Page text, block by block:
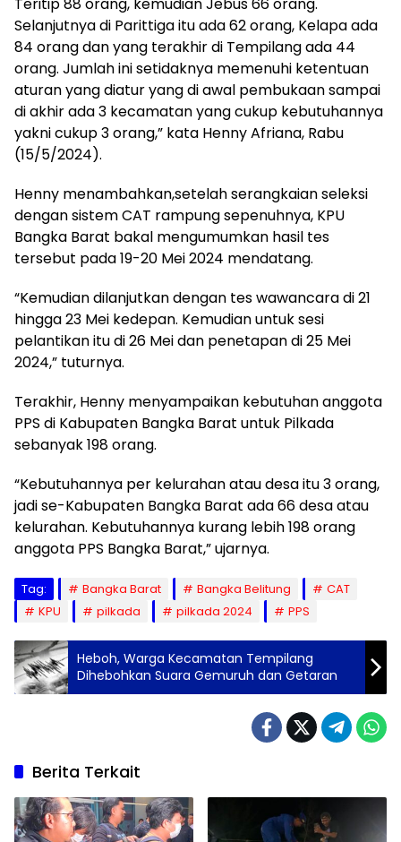
Selanjutnya di Parittiga itu ada 62 orang, Kelapa ada
84 orang dan yang terakhir di Tempilang ada 44
orang. Jumlah ini setidaknya memenuhi ketentuan
aturan yang diatur yang di awal pembukaan sampai
di akhir ada 3 kecamatan yang cukup kebutuhannya
yakni cukup 3 orang,” kata Henny Afriana, Rabu
(15/5/2024).
Henny menambahkan,setelah serangkaian seleksi
dengan sistem CAT rampung sepenuhnya, KPU
Bangka Barat bakal mengumumkan hasil tes
tersebut pada 19-20 Mei 2024 mendatang.
“Kemudian dilanjutkan dengan tes wawancara di 21
hingga 23 Mei kedepan. Kemudian untuk sesi
pelantikan itu di 26 Mei dan penetapan di 25 Mei
2024,” tuturnya.
Terakhir, Henny menyampaikan kebutuhan anggota
PPS di Kabupaten Bangka Barat untuk Pilkada
sebanyak 198 orang.
“Kebutuhannya per kelurahan atau desa itu 3 orang,
jadi se-Kabupaten Bangka Barat ada 66 desa atau
kelurahan. Kebutuhannya kurang lebih 198 orang
anggota PPS Bangka Barat,” ujarnya.
Tag: Bangka Barat Bangka Belitung
CAT
KPU
pilkada pilkada 2024 PPS
Heboh, Warga Kecamatan Tempilang
Dihebohkan Suara Gemuruh dan Getaran
Berita Terkait